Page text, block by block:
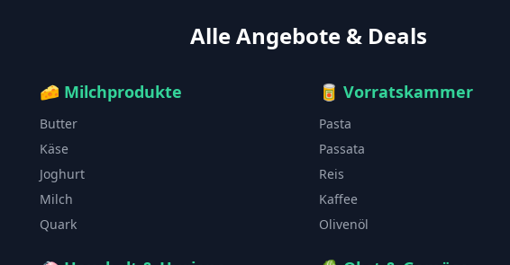
Alle Angebote & Deals
🧀 Milchprodukte
Butter
Käse
Joghurt
Milch
Quark
🥫 Vorratskammer
Pasta
Passata
Reis
Kaffee
Olivenöl